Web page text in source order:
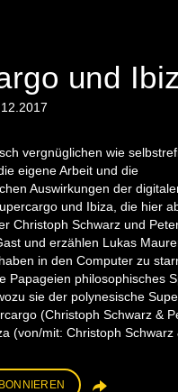
und
vergnüglichen wie
eigene Arbeit und die
Auswirkungen der
und Ibiza, die hier
Christoph Schwarz und
und erzählen Lukas
in den Computer zu
Papageien philosophisches
sie der polynesische
(Christoph Schwarz &
(von/mit: Christoph Schwarz